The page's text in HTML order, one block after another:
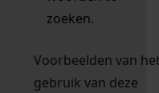
zoeken.
Voorbeelden van
gebruik van deze